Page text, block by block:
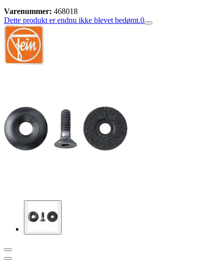
Varenummer: 468018
Dette produkt er endnu ikke blevet bedømt.0